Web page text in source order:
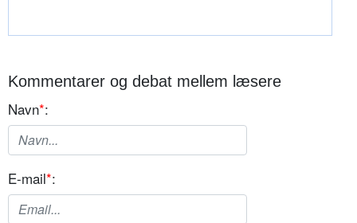
Kommentarer og debat mellem læsere
Navn*:
E-mail*: